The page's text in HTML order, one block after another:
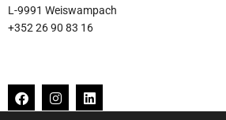
L-9991 Weiswampach
+352 26 90 83 16